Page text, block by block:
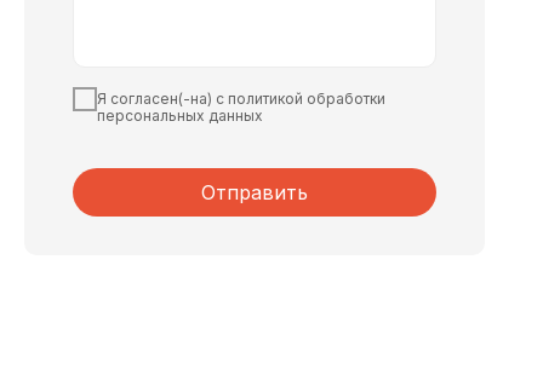
Я согласен(-на) с политикой обработки
персональных данных
Отправить